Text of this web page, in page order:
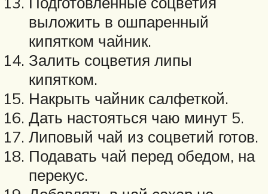
выложить в ошпаренный
кипятком чайник.
Залить соцветия липы
кипятком.
Накрыть чайник салфеткой.
Дать настояться чаю минут 5.
Липовый чай из соцветий готов.
Подавать чай перед обедом, на
перекус.